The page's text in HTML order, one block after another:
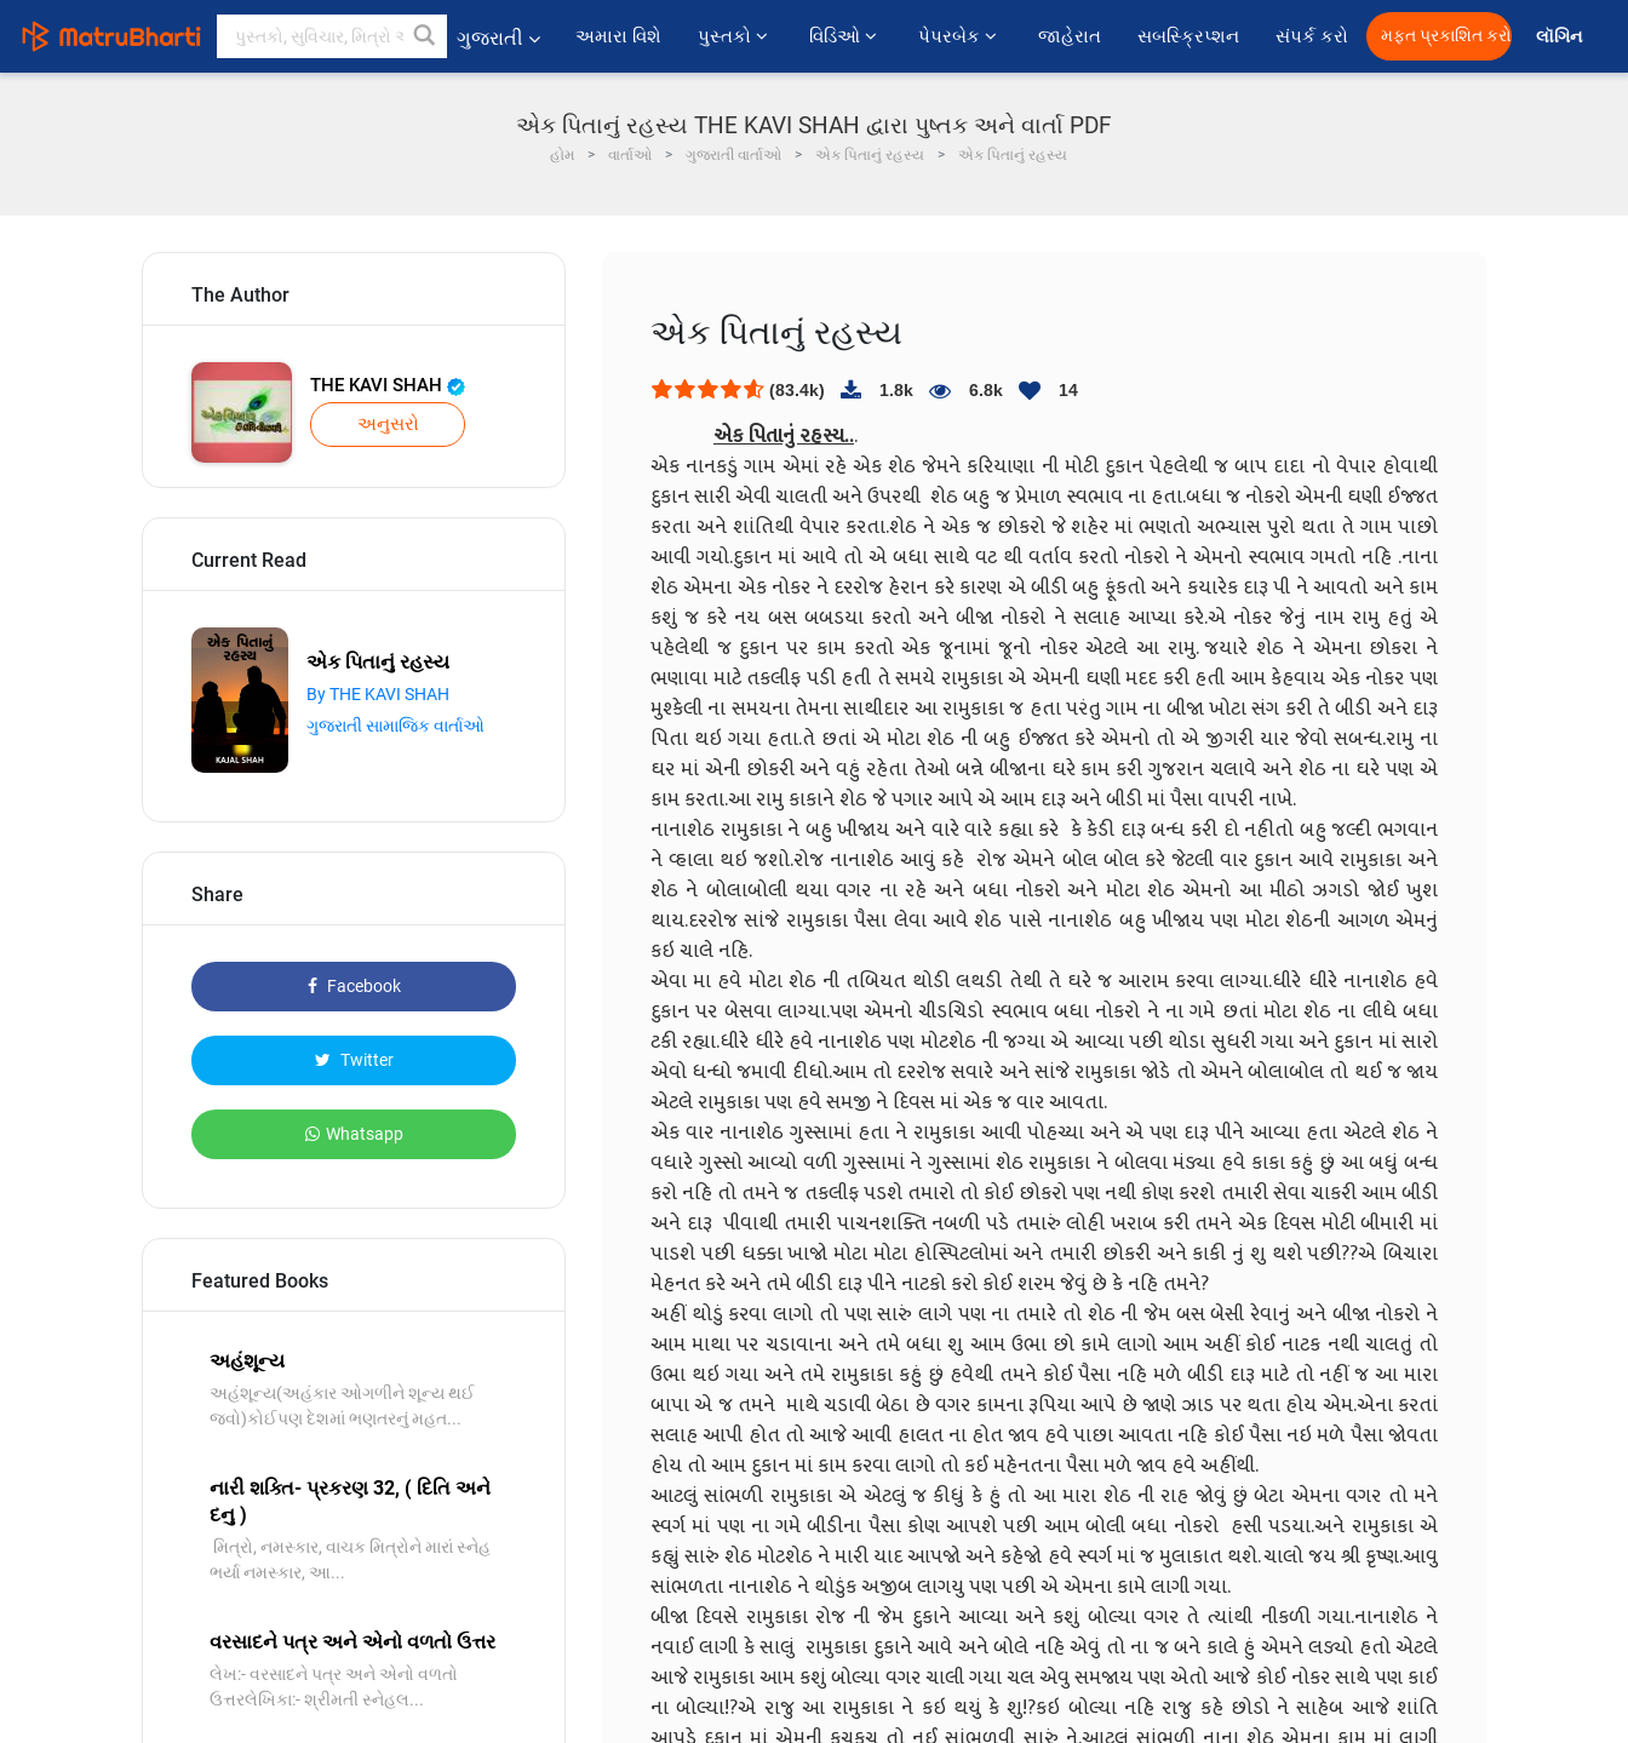
ગુજરાતી અમારા વિશે પુસ્તકો વિડિઓ પેપરબેક જાહેરાત સબસ્ક્રિપ્શન સંપર્ક કરો મફત પ્રકાશિત કરો લૉગિન
એક પિતાનું રહસ્ય THE KAVI SHAH દ્વારા પુષ્તક અને વાર્તા PDF
હોમ વાર્તાઓ ગુજરાતી વાર્તાઓ એક પિતાનું રહસ્ય એક પિતાનું રહસ્ય
The Author
THE KAVI SHAH
અનુસરો
Current Read
એક પિતાનું રહસ્ય
By THE KAVI SHAH
ગુજરાતી સામાજિક વાર્તાઓ
Share
Facebook
Twitter
Whatsapp
Featured Books
અહંશૂન્ય
અહંશૂન્ય(અહંકાર ઓગળીને શૂન્ય થઈ
જવો)કોઈપણ દેશમાં ભણતરનું મહત...
નારી શક્તિ- પ્રકરણ 32, ( દિતિ અને
દનુ )
મિત્રો, નમસ્કાર, વાચક મિત્રોને મારાં સ્નેહ
ભર્યા નમસ્કાર, આ...
વરસાદને પત્ર અને એનો વળતો ઉત્તર
લેખ:- વરસાદને પત્ર અને એનો વળતો
ઉત્તરલેખિકા:- શ્રીમતી સ્નેહલ...
એક પિતાનું રહસ્ય
(83.4k) 1.8k 6.8k 14
એક પિતાનું રહસ્ય...
એક નાનકડું ગામ એમાં રહે એક શેઠ જેમને કરિયાણા ની મોટી દુકાન પેહલેથી જ બાપ દાદા નો વેપાર હોવાથી
દુકાન સારી એવી ચાલતી અને ઉપરથી શેઠ બહુ જ પ્રેમાળ સ્વભાવ ના હતા.બધા જ નોકરો એમની ઘણી ઈજ્જત
કરતા અને શાંતિથી વેપાર કરતા.શેઠ ને એક જ છોકરો જે શહેર માં ભણતો અભ્યાસ પુરો થતા તે ગામ પાછો
આવી ગયો.દુકાન માં આવે તો એ બધા સાથે વટ થી વર્તાવ કરતો નોકરો ને એમનો સ્વભાવ ગમતો નહિ .નાના
શેઠ એમના એક નોકર ને દરરોજ હેરાન કરે કારણ એ બીડી બહુ ફૂંકતો અને કયારેક દારૂ પી ને આવતો અને કામ
કશું જ કરે નય બસ બબડયા કરતો અને બીજા નોકરો ને સલાહ આપ્યા કરે.એ નોકર જેનું નામ રામુ હતું એ
પહેલેથી જ દુકાન પર કામ કરતો એક જૂનામાં જૂનો નોકર એટલે આ રામુ. જયારે શેઠ ને એમના છોકરા ને
ભણાવા માટે તકલીફ પડી હતી તે સમયે રામુકાકા એ એમની ઘણી મદદ કરી હતી આમ કેહવાય એક નોકર પણ
મુશ્કેલી ના સમયના તેમના સાથીદાર આ રામુકાકા જ હતા પરંતુ ગામ ના બીજા ખોટા સંગ કરી તે બીડી અને દારૂ
પિતા થઇ ગયા હતા.તે છતાં એ મોટા શેઠ ની બહુ ઈજ્જત કરે એમનો તો એ જીગરી યાર જેવો સબન્ધ.રામુ ના
ઘર માં એની છોકરી અને વહું રહેતા તેઓ બન્ને બીજાના ઘરે કામ કરી ગુજરાન ચલાવે અને શેઠ ના ઘરે પણ એ
કામ કરતા.આ રામુ કાકાને શેઠ જે પગાર આપે એ આમ દારૂ અને બીડી માં પૈસા વાપરી નાખે.
નાનાશેઠ રામુકાકા ને બહુ ખીજાય અને વારે વારે કહ્યા કરે કે કેડી દારૂ બન્ધ કરી દો નહીતો બહુ જલ્દી ભગવાન
ને વ્હાલા થઇ જશો.રોજ નાનાશેઠ આવું કહે રોજ એમને બોલ બોલ કરે જેટલી વાર દુકાન આવે રામુકાકા અને
શેઠ ને બોલાબોલી થયા વગર ના રહે અને બધા નોકરો અને મોટા શેઠ એમનો આ મીઠો ઝગડો જોઈ ખુશ
થાય.દરરોજ સાંજે રામુકાકા પૈસા લેવા આવે શેઠ પાસે નાનાશેઠ બહુ ખીજાય પણ મોટા શેઠની આગળ એમનું
કઇ ચાલે નહિ.
એવા મા હવે મોટા શેઠ ની તબિયત થોડી લથડી તેથી તે ઘરે જ આરામ કરવા લાગ્યા.ધીરે ધીરે નાનાશેઠ હવે
દુકાન પર બેસવા લાગ્યા.પણ એમનો ચીડચિડો સ્વભાવ બધા નોકરો ને ના ગમે છતાં મોટા શેઠ ના લીધે બધા
ટકી રહ્યા.ધીરે ધીરે હવે નાનાશેઠ પણ મોટશેઠ ની જગ્યા એ આવ્યા પછી થોડા સુધરી ગયા અને દુકાન માં સારો
એવો ધન્ધો જમાવી દીધો.આમ તો દરરોજ સવારે અને સાંજે રામુકાકા જોડે તો એમને બોલાબોલ તો થઈ જ જાય
એટલે રામુકાકા પણ હવે સમજી ને દિવસ માં એક જ વાર આવતા.
એક વાર નાનાશેઠ ગુસ્સામાં હતા ને રામુકાકા આવી પોહચ્યા અને એ પણ દારૂ પીને આવ્યા હતા એટલે શેઠ ને
વધારે ગુસ્સો આવ્યો વળી ગુસ્સામાં ને ગુસ્સામાં શેઠ રામુકાકા ને બોલવા મંડ્યા હવે કાકા કહું છું આ બધું બન્ધ
કરો નહિ તો તમને જ તકલીફ પડશે તમારો તો કોઈ છોકરો પણ નથી કોણ કરશે તમારી સેવા ચાકરી આમ બીડી
અને દારૂ પીવાથી તમારી પાચનશક્તિ નબળી પડે તમારું લોહી ખરાબ કરી તમને એક દિવસ મોટી બીમારી માં
પાડશે પછી ધક્કા ખાજો મોટા મોટા હોસ્પિટલોમાં અને તમારી છોકરી અને કાકી નું શુ થશે પછી??એ બિચારા
મેહનત કરે અને તમે બીડી દારૂ પીને નાટકો કરો કોઈ શરમ જેવું છે કે નહિ તમને?
અહીં થોડું કરવા લાગો તો પણ સારું લાગે પણ ના તમારે તો શેઠ ની જેમ બસ બેસી રેવાનું અને બીજા નોકરો ને
આમ માથા પર ચડાવાના અને તમે બધા શુ આમ ઉભા છો કામે લાગો આમ અહીં કોઈ નાટક નથી ચાલતું તો
ઉભા થઇ ગયા અને તમે રામુકાકા કહું છું હવેથી તમને કોઈ પૈસા નહિ મળે બીડી દારૂ માટે તો નહીં જ આ મારા
બાપા એ જ તમને માથે ચડાવી બેઠા છે વગર કામના રૂપિયા આપે છે જાણે ઝાડ પર થતા હોય એમ.એના કરતાં
સલાહ આપી હોત તો આજે આવી હાલત ના હોત જાવ હવે પાછા આવતા નહિ કોઈ પૈસા નઇ મળે પૈસા જોવતા
હોય તો આમ દુકાન માં કામ કરવા લાગો તો કઈ મહેનતના પૈસા મળે જાવ હવે અહીંથી.
આટલું સાંભળી રામુકાકા એ એટલું જ કીધું કે હું તો આ મારા શેઠ ની રાહ જોવું છું બેટા એમના વગર તો મને
સ્વર્ગ માં પણ ના ગમે બીડીના પૈસા કોણ આપશે પછી આમ બોલી બધા નોકરો હસી પડયા.અને રામુકાકા એ
કહ્યું સારું શેઠ મોટશેઠ ને મારી યાદ આપજો અને કહેજો હવે સ્વર્ગ માં જ મુલાકાત થશે. ચાલો જય શ્રી કૃષ્ણ.આવુ
સાંભળતા નાનાશેઠ ને થોડુંક અજીબ લાગયુ પણ પછી એ એમના કામે લાગી ગયા.
બીજા દિવસે રામુકાકા રોજ ની જેમ દુકાને આવ્યા અને કશું બોલ્યા વગર તે ત્યાંથી નીકળી ગયા.નાનાશેઠ ને
નવાઈ લાગી કે સાલું રામુકાકા દુકાને આવે અને બોલે નહિ એવું તો ના જ બને કાલે હું એમને લડ્યો હતો એટલે
આજે રામુકાકા આમ કશું બોલ્યા વગર ચાલી ગયા ચલ એવુ સમજાય પણ એતો આજે કોઈ નોકર સાથે પણ કાઈ
ના બોલ્યા!?એ રાજુ આ રામુકાકા ને કઇ થયું કે શુ!?કઇ બોલ્યા નહિ રાજુ કહે છોડો ને સાહેબ આજે શાંતિ